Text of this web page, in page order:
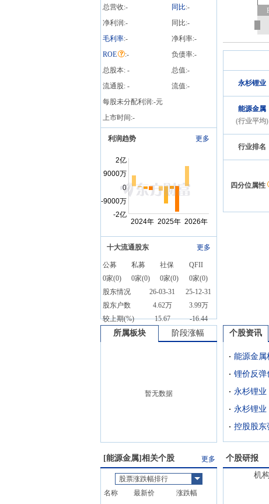
总营收:- 同比:-
净利润:- 同比:-
毛利率:- 净利率:-
ROE
:- 负债率:-
总股本: - 总值:-
流通股: - 流值:-
每股未分配利润:-元
上市时间:-
利润趋势 更多
十大流通股东 更多
公募 私募 社保
QFII
0家(0) 0家(0) 0家(0) 0家(0)
股东情况
26-03-31
25-12-31
股东户数
4.62万
3.99万
较上期(%)
15.67 -16.44
永杉锂业
能源金属
(行业平均)
行业排名
四分位属性
所属板块 阶段涨幅
暂无数据
个股资讯
能源金属
永杉锂
[能源金属]相关个股 更多
股票涨跌幅排行
名称
最新价 涨跌幅
个股研报
机构